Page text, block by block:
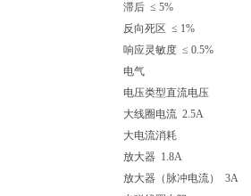
滞后 ≤ 5%
反向死区 ≤ 1%
响应灵敏度 ≤ 0.5%
电气
电压类型直流电压
大线圈电流 2.5A
大电流消耗
放大器 1.8A
放大器（脉冲电流） 3A